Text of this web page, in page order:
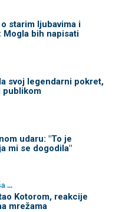
starim ljubavima i
Mogla bih napisati
svoj legendarni pokret,
publikom
udaru: "To je
mi se dogodila"
...
Kotorom, reakcije
mrežama